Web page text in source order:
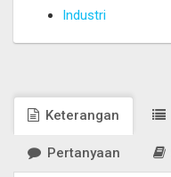
Industri
Keterangan
Pertanyaan